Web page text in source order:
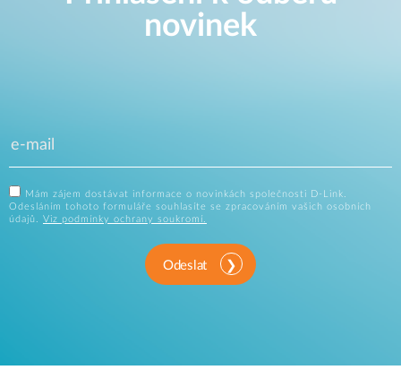
novinek
Mám zájem dostávat informace o novinkách společnosti D-Link.
Odesláním tohoto formuláře souhlasíte se zpracováním vašich osobních
údajů. Viz podmínky ochrany soukromí.
Odeslat